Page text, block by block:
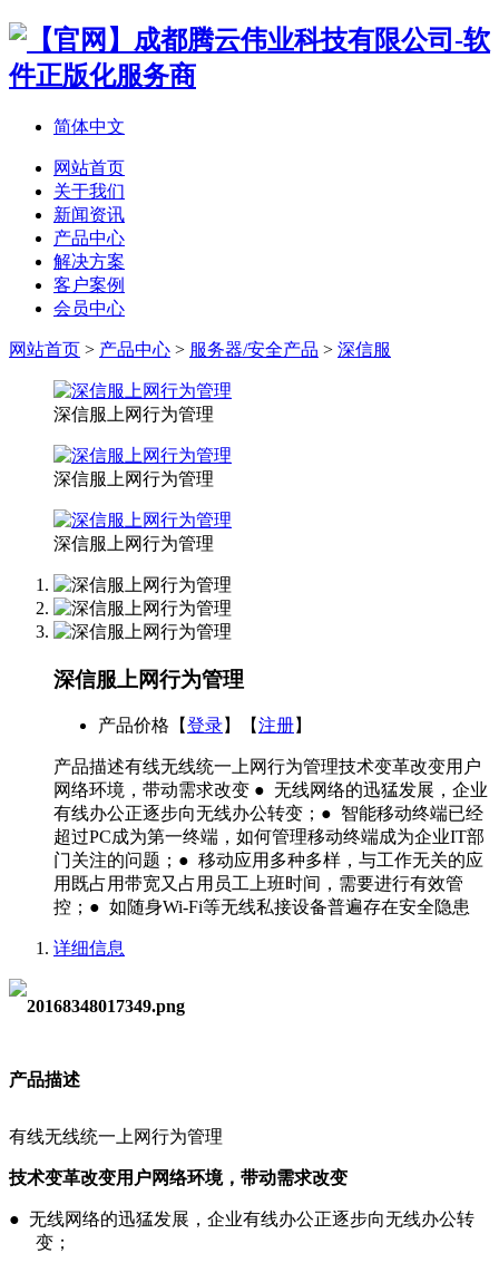
简体中文
网站首页
关于我们
新闻资讯
产品中心
解决方案
客户案例
会员中心
网站首页 > 产品中心 > 服务器/安全产品 > 深信服
深信服上网行为管理
深信服上网行为管理
深信服上网行为管理
深信服上网行为管理
产品价格 【登录】【注册】
产品描述有线无线统一上网行为管理技术变革改变用户
网络环境，带动需求改变 ● 无线网络的迅猛发展，企业
有线办公正逐步向无线办公转变；● 智能移动终端已经
超过PC成为第一终端，如何管理移动终端成为企业IT部
门关注的问题；● 移动应用多种多样，与工作无关的应
用既占用带宽又占用员工上班时间，需要进行有效管
控；● 如随身Wi-Fi等无线私接设备普遍存在安全隐患
详细信息
产品描述
有线无线统一上网行为管理
技术变革改变用户网络环境，带动需求改变
● 无线网络的迅猛发展，企业有线办公正逐步向无线办公转
变；